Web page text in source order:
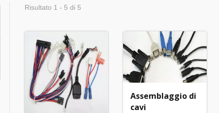
Risultato 1 - 5 di 5
Assemblaggio di
cavi